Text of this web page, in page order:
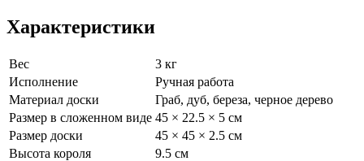
Характеристики
Вес
3 кг
Исполнение
Ручная работа
Материал доски
Граб, дуб, береза, черное дерево
Размер в сложенном виде 45 × 22.5 × 5 см
Размер доски
45 × 45 × 2.5 см
Высота короля
9.5 см